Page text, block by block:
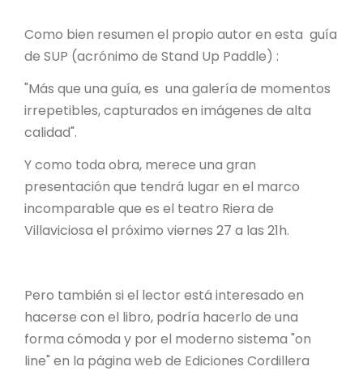
Como bien resumen el propio autor en esta guía
de SUP (acrónimo de Stand Up Paddle) :
"Más que una guía, es una galería de momentos
irrepetibles, capturados en imágenes de alta
calidad".
Y como toda obra, merece una gran
presentación que tendrá lugar en el marco
incomparable que es el teatro Riera de
Villaviciosa el próximo viernes 27 a las 21h.
Pero también si el lector está interesado en
hacerse con el libro, podría hacerlo de una
forma cómoda y por el moderno sistema "on
line" en la página web de Ediciones Cordillera